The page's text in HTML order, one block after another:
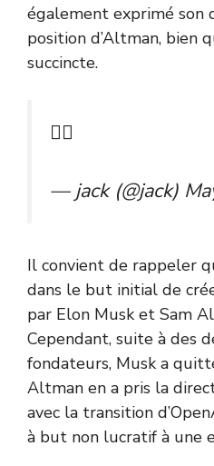
également exprimé son
position d’Altman, bien
succincte.
👎🏼
— jack (@jack)
Il convient de rappeler
dans le but initial de
par Elon Musk et Sam
Cependant, suite à des
fondateurs, Musk a
Altman en a pris la
avec la transition
à but non lucratif à une